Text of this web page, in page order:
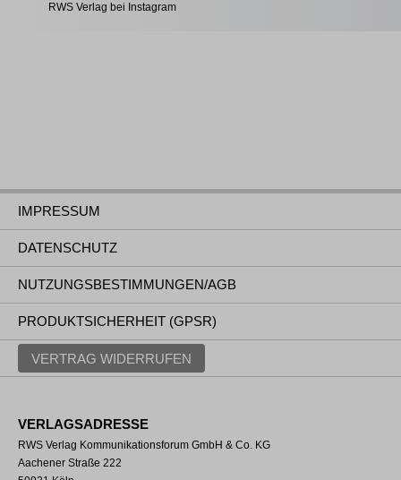
RWS Verlag bei Instagram
IMPRESSUM
DATENSCHUTZ
NUTZUNGSBESTIMMUNGEN/AGB
PRODUKTSICHERHEIT (GPSR)
VERTRAG WIDERRUFEN
VERLAGSADRESSE
RWS Verlag Kommunikationsforum GmbH & Co. KG
Aachener Straße 222